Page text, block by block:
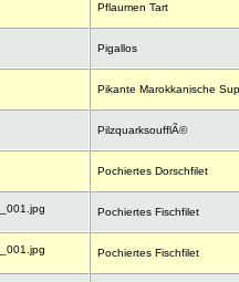
Pflaumen Tart
Pigallos
Pikante Marokkanische
PilzquarksoufflÃ©
Pochiertes Dorschfilet
Pochiertes Fischfilet
Pochiertes Fischfilet